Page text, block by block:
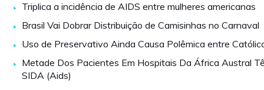
Triplica a incidência de AIDS entre mulheres americanas
Brasil Vai Dobrar Distribuição de Camisinhas no Carnaval
Uso de Preservativo Ainda Causa Polêmica entre
Metade Dos Pacientes Em Hospitais Da África Austral
SIDA (Aids)